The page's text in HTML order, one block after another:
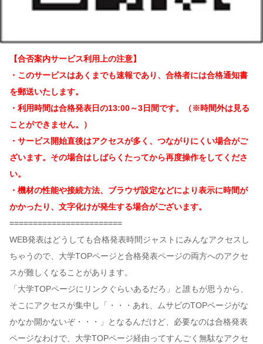
【合否案内サービス利用上の注意】
・このサービスはあくまでも速報であり、合格者には合格通知書
を郵送いたします。
・利用時間は合格発表日の13:00～3日間です。（※時間外は見る
ことができません。）
・サービス開始直後はアクセスが多く、つながりにくい場合がご
ざいます。その場合はしばらくたってから再度操作をしてくださ
い。
・機材の性能や接続方法、ブラウザ設定などにより表示に時間が
かかったり、文字化けが発生する場合がございます。
========================
WEB発表はどうしても合格発表時間ジャストにみんなアクセスし
ちゃうので、大学TOPページと合格発表ページの両方へのアクセ
スが難しくなることがあります。
「大学TOPページにリンクぐらいあるだろ」と誰もが思うから、
そこにアクセスが集中し「・・・あれ、ムサビのTOPページがな
かなか開かないぞ・・・」となるんだけど、必要なのは合格発表
ページなわけで、大学TOPページ経由ってすんごく無駄なアクセ